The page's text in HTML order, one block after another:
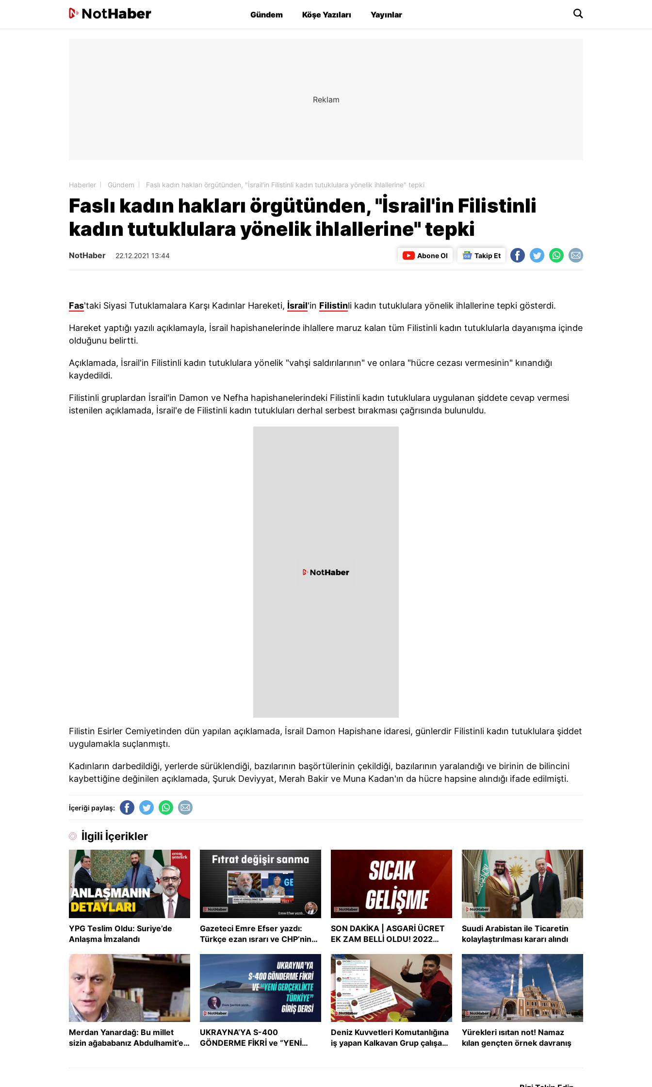
Gündem Köşe Yazıları Yayınlar
Haberler Gündem Faslı kadın hakları örgütünden, "İsrail'in Filistinli kadın tutuklulara yönelik ihlallerine" tepki
Faslı kadın hakları örgütünden, "İsrail'in Filistinli
kadın tutuklulara yönelik ihlallerine" tepki
NotHaber 22.12.2021 13:44 Abone Ol Takip Et
Fas'taki Siyasi Tutuklamalara Karşı Kadınlar Hareketi, İsrail'in Filistinli kadın tutuklulara yönelik ihlallerine tepki gösterdi.
Hareket yaptığı yazılı açıklamayla, İsrail hapishanelerinde ihlallere maruz kalan tüm Filistinli kadın tutuklularla dayanışma içinde
olduğunu belirtti.
Açıklamada, İsrail'in Filistinli kadın tutuklulara yönelik "vahşi saldırılarının" ve onlara "hücre cezası vermesinin" kınandığı
kaydedildi.
Filistinli gruplardan İsrail'in Damon ve Nefha hapishanelerindeki Filistinli kadın tutuklulara uygulanan şiddete cevap vermesi
istenilen açıklamada, İsrail'e de Filistinli kadın tutukluları derhal serbest bırakması çağrısında bulunuldu.
Filistin Esirler Cemiyetinden dün yapılan açıklamada, İsrail Damon Hapishane idaresi, günlerdir Filistinli kadın tutuklulara şiddet
uygulamakla suçlanmıştı.
Kadınların darbedildiği, yerlerde sürüklendiği, bazılarının başörtülerinin çekildiği, bazılarının yaralandığı ve birinin de bilincini
kaybettiğine değinilen açıklamada, Şuruk Deviyyat, Merah Bakir ve Muna Kadan'ın da hücre hapsine alındığı ifade edilmişti.
İçeriği paylaş:
İlgili İçerikler
YPG Teslim Oldu: Suriye’de
Anlaşma İmzalandı
Gazeteci Emre Efser yazdı:
Türkçe ezan ısrarı ve CHP’nin
SON DAKİKA | ASGARİ ÜCRET
EK ZAM BELLİ OLDU! 2022
Asgari ücret zammı
Suudi Arabistan ile Ticaretin
kolaylaştırılması kararı alındı
Merdan Yanardağ: Bu millet
sizin ağababanız Abdulhamit’e
UKRAYNA’YA S-400
GÖNDERME FİKRİ ve “YENİ
Deniz Kuvvetleri Komutanlığına
iş yapan Kalkavan Grup çalışanı
Yürekleri ısıtan not! Namaz
kılan gençten örnek davranış